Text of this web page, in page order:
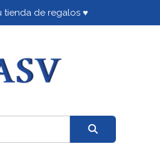
tienda de regalos ♥